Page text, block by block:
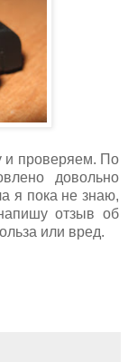
и проверяем. По
довольно
я пока не знаю,
отзыв об
или вред.